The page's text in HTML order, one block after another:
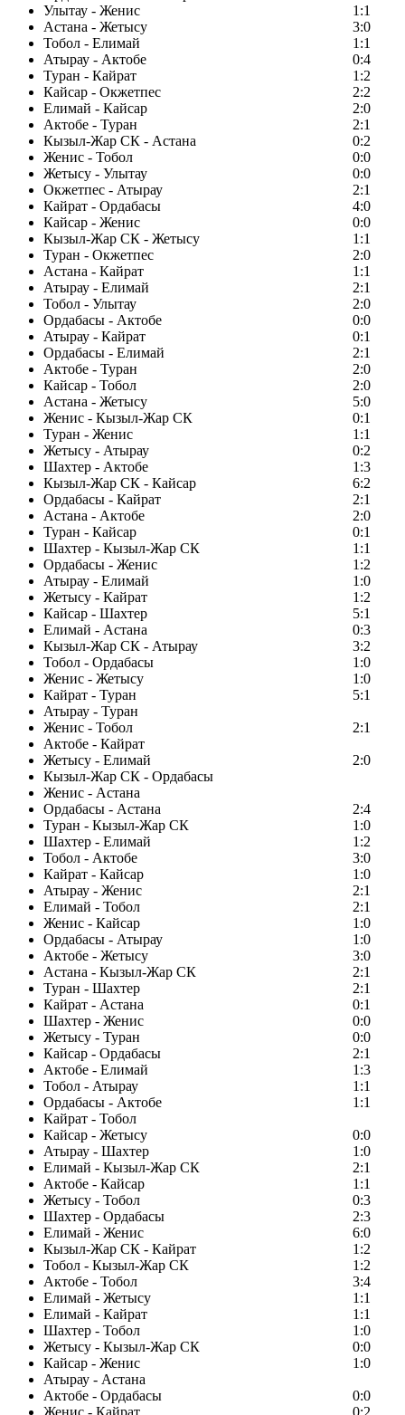
Улытау - Женис
1:1
Астана - Жетысу
3:0
Тобол - Елимай
1:1
Атырау - Актобе
0:4
Туран - Кайрат
1:2
Кайсар - Окжетпес
2:2
Елимай - Кайсар
2:0
Актобе - Туран
2:1
Кызыл-Жар СК - Астана
0:2
Женис - Тобол
0:0
Жетысу - Улытау
0:0
Окжетпес - Атырау
2:1
Кайрат - Ордабасы
4:0
Кайсар - Женис
0:0
Кызыл-Жар СК - Жетысу
1:1
Туран - Окжетпес
2:0
Астана - Кайрат
1:1
Атырау - Елимай
2:1
Тобол - Улытау
2:0
Ордабасы - Актобе
0:0
Атырау - Кайрат
0:1
Ордабасы - Елимай
2:1
Актобе - Туран
2:0
Кайсар - Тобол
2:0
Астана - Жетысу
5:0
Женис - Кызыл-Жар СК
0:1
Туран - Женис
1:1
Жетысу - Атырау
0:2
Шахтер - Актобе
1:3
Кызыл-Жар СК - Кайсар
6:2
Ордабасы - Кайрат
2:1
Астана - Актобе
2:0
Туран - Кайсар
0:1
Шахтер - Кызыл-Жар СК
1:1
Ордабасы - Женис
1:2
Атырау - Елимай
1:0
Жетысу - Кайрат
1:2
Кайсар - Шахтер
5:1
Елимай - Астана
0:3
Кызыл-Жар СК - Атырау
3:2
Тобол - Ордабасы
1:0
Женис - Жетысу
1:0
Кайрат - Туран
5:1
Атырау - Туран
Женис - Тобол
2:1
Актобе - Кайрат
Жетысу - Елимай
2:0
Кызыл-Жар СК - Ордабасы
Женис - Астана
Ордабасы - Астана
2:4
Туран - Кызыл-Жар СК
1:0
Шахтер - Елимай
1:2
Тобол - Актобе
3:0
Кайрат - Кайсар
1:0
Атырау - Женис
2:1
Елимай - Тобол
2:1
Женис - Кайсар
1:0
Ордабасы - Атырау
1:0
Актобе - Жетысу
3:0
Астана - Кызыл-Жар СК
2:1
Туран - Шахтер
2:1
Кайрат - Астана
0:1
Шахтер - Женис
0:0
Жетысу - Туран
0:0
Кайсар - Ордабасы
2:1
Актобе - Елимай
1:3
Тобол - Атырау
1:1
Ордабасы - Актобе
1:1
Кайрат - Тобол
Кайсар - Жетысу
0:0
Атырау - Шахтер
1:0
Елимай - Кызыл-Жар СК
2:1
Актобе - Кайсар
1:1
Жетысу - Тобол
0:3
Шахтер - Ордабасы
2:3
Елимай - Женис
6:0
Кызыл-Жар СК - Кайрат
1:2
Тобол - Кызыл-Жар СК
1:2
Актобе - Тобол
3:4
Елимай - Жетысу
1:1
Елимай - Кайрат
1:1
Шахтер - Тобол
1:0
Жетысу - Кызыл-Жар СК
0:0
Кайсар - Женис
1:0
Атырау - Астана
Актобе - Ордабасы
0:0